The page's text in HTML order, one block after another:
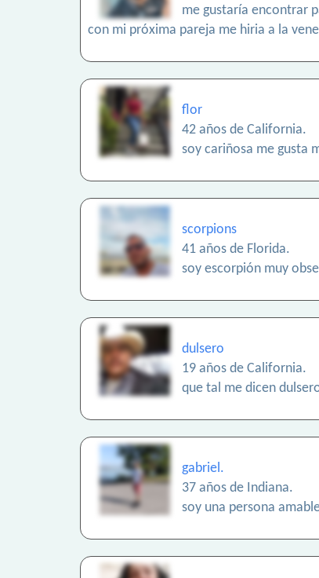
me gustaría encontrar
con mi próxima pareja me hiria a la
flor
42 años de California.
soy cariñosa me gusta
scorpions
41 años de Florida.
soy escorpión muy
dulsero
19 años de California.
que tal me dicen
gabriel.
37 años de Indiana.
soy una persona